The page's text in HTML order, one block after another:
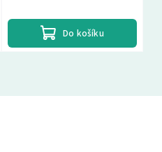
Do košíku